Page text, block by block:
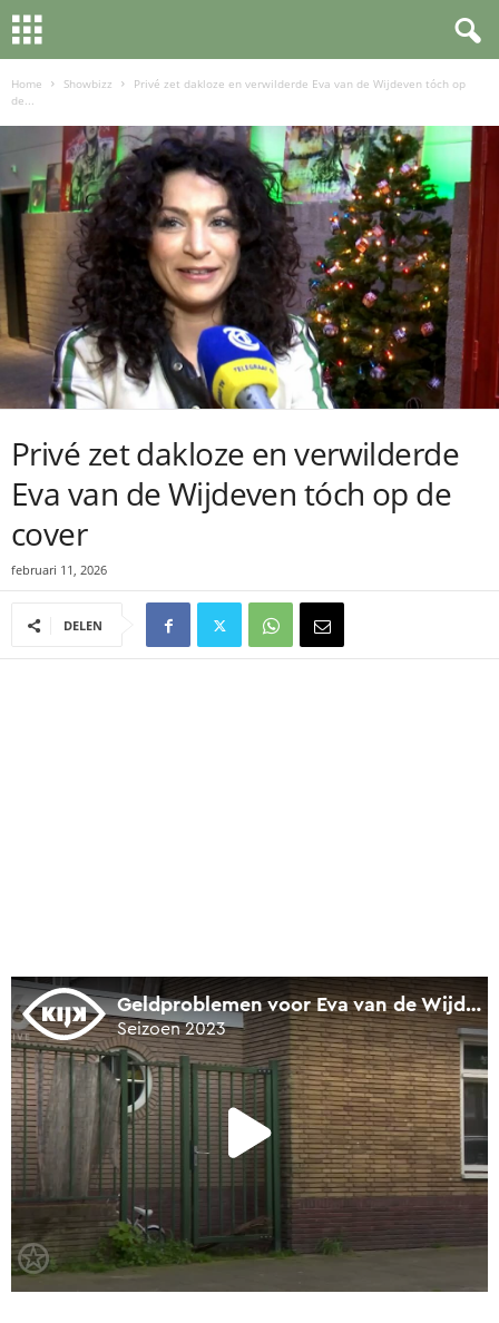
Home Showbizz
Privé zet dakloze en verwilderde Eva van de Wijdeven tóch op
de...
Privé zet dakloze en verwilderde
Eva van de Wijdeven tóch op de
cover
februari 11, 2026
DELEN